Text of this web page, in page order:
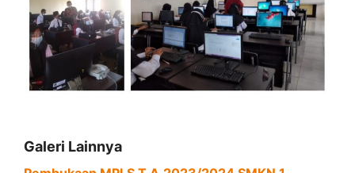
Galeri Lainnya